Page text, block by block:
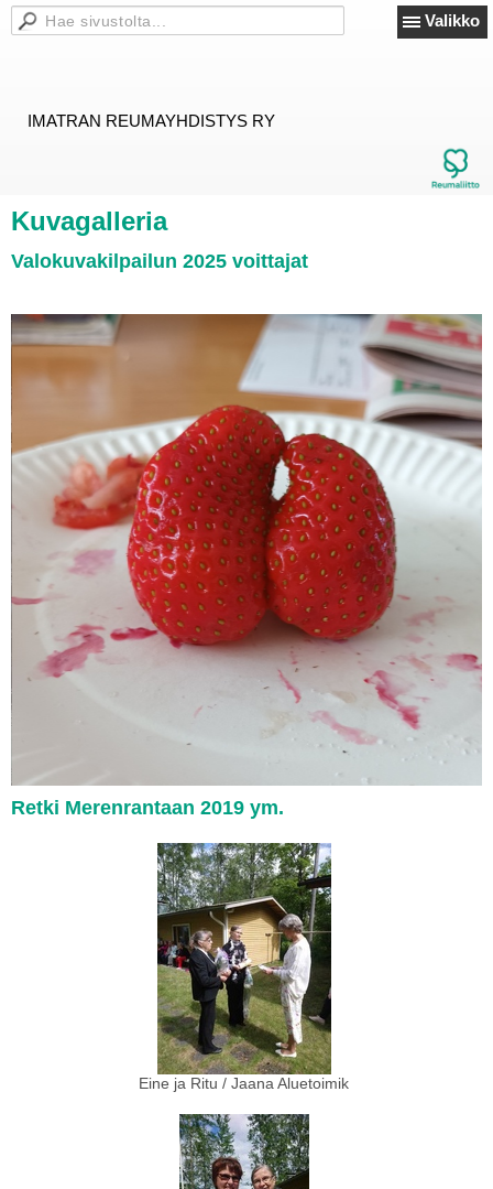
Valikko
IMATRAN REUMAYHDISTYS RY
Kuvagalleria
Valokuvakilpailun 2025 voittajat
Retki Merenrantaan 2019 ym.
Eine ja Ritu / Jaana Aluetoimik